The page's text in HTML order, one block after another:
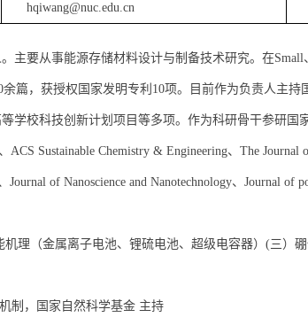
hqiwang@nuc.edu.cn
主要从事能源存储材料设计与制备技术研究。在Small
余篇，获授权国家发明专利10项。目前作为负责人主
学校科技创新计划项目等多项。作为科研骨干参研国
Sustainable Chemistry & Engineering、The Journal
of Nanoscience and Nanotechnology、Journal of
机理（金属离子电池、锂硫电池、超级电容器） (三）
制，国家自然科学基金 主持